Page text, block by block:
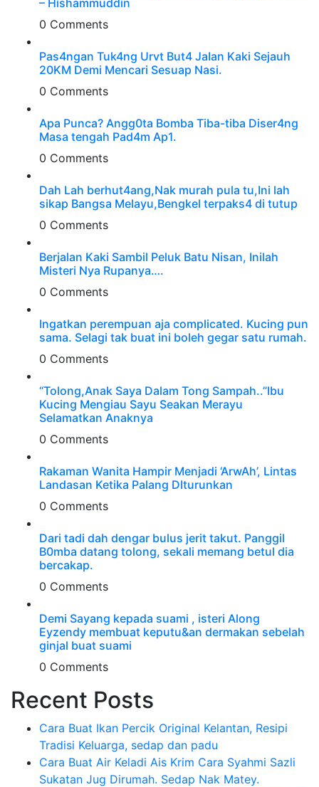
– Hishammuddin
0 Comments
Pas4ngan Tuk4ng Urvt But4 JaIan Kaki Sejauh
20KM Demi Mencari Sesuap Nasi.
0 Comments
Apa Punca? Angg0ta Bomba Tiba-tiba Diser4ng
Masa tengah Pad4m Ap1.
0 Comments
Dah Lah berhut4ang,Nak murah pula tu,Ini lah
sikap Bangsa Melayu,Bengkel terpaks4 di tutup
0 Comments
Berjalan Kaki Sambil Peluk Batu Nisan, Inilah
Misteri Nya Rupanya….
0 Comments
Ingatkan perempuan aja complicated. Kucing pun
sama. Selagi tak buat ini boleh gegar satu rumah.
0 Comments
“Tolong,Anak Saya Dalam Tong Sampah..”Ibu
Kucing Mengiau Sayu Seakan Merayu
Selamatkan Anaknya
0 Comments
Rakaman Wanita Hampir Menjadi ‘ArwAh’, Lintas
Landasan Ketika Palang DIturunkan
0 Comments
Dari tadi dah dengar bulus jerit takut. Panggil
B0mba datang tolong, sekali memang betul dia
bercakap.
0 Comments
Demi Sayang kepada suami , isteri Along
Eyzendy membuat keputu&an dermakan sebelah
ginjal buat suami
0 Comments
Recent Posts
Cara Buat Ikan Percik Original Kelantan, Resipi
Tradisi Keluarga, sedap dan padu
Cara Buat Air Keladi Ais Krim Cara Syahmi Sazli
Sukatan Jug Dirumah. Sedap Nak Matey.